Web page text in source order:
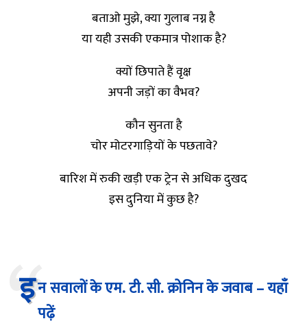
बताओ मुझे, क्या गुलाब नग्न है
या यही उसकी एकमात्र पोशाक है?
क्यों छिपाते हैं वृक्ष
अपनी जड़ों का वैभव?
कौन सुनता है
चोर मोटरगाड़ियों के पछतावे?
बारिश में रुकी खड़ी एक ट्रेन से अधिक दुखद
इस दुनिया में कुछ है?
इन सवालों के एम. टी. सी. क्रोनिन के जवाब – यहाँ
पढ़ें